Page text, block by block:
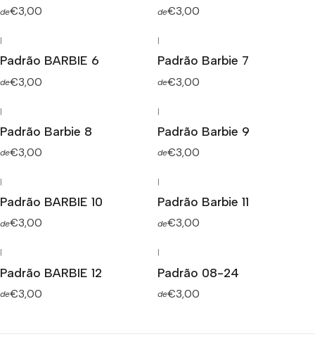
de€3,00 de€3,00
|
Padrão BARBIE 6
de€3,00
|
Padrão Barbie 7
de€3,00
|
Padrão Barbie 8
de€3,00
|
Padrão Barbie 9
de€3,00
|
Padrão BARBIE 10
de€3,00
|
Padrão Barbie 11
de€3,00
|
Padrão BARBIE 12
de€3,00
|
Padrão 08-24
de€3,00